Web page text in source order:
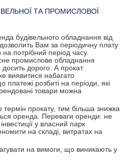
ТА ПРОМИСЛОВОЇ
будівельного обладнання від
Вам за періодичну плату
потрібний період часу.
промислове обладнання
досить дорого. А прокат
виявитися набагато
розбиті на періоди, які
товари можна
прокату, тим більша знижка
оренда. Переваги оренди: не
у власний парк
на складі, витратах на
на вимоги, що виникають у